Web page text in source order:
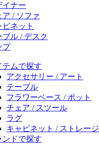
イナー
ア / ソファ
ビネット
ブル / デスク
プ
テムで探す
アクセサリー / アート
テーブル
フラワーベース / ポット
チェア / スツール
ラグ
キャビネット / ストレージ
ンドで探す